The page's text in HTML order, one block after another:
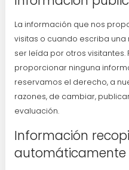
La información que nos
visitas o cuando escriba
ser leída por otros
proporcionar ninguna
reservamos el derecho, a
razones, de cambiar,
evaluación.
Información
automáticamente